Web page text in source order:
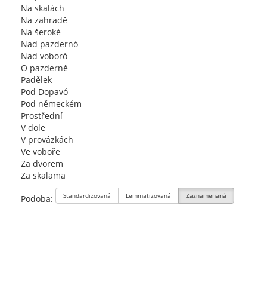
Na skalách
Na zahradě
Na šeroké
Nad pazdernó
Nad voboró
O pazderně
Padělek
Pod Dopavó
Pod německém
Prostřední
V dole
V provázkách
Ve voboře
Za dvorem
Za skalama
Podoba: Standardizovaná Lemmatizovaná Zaznamenaná